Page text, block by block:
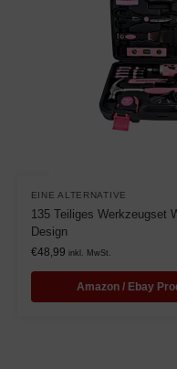
EINE ALTERNATIVE
135 Teiliges Werkzeugset
Design
€48,99 inkl. MwSt.
Amazon / Ebay